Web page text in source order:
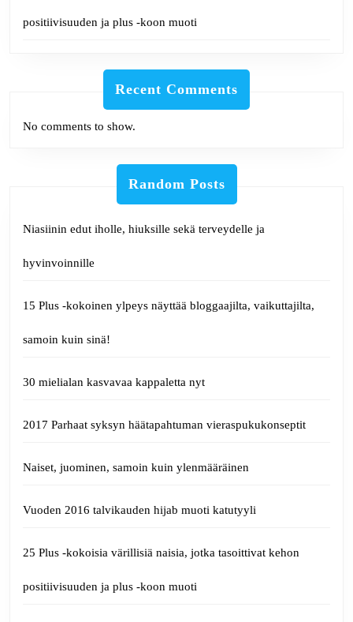
positiivisuuden ja plus -koon muoti
Recent Comments
No comments to show.
Random Posts
Niasiinin edut iholle, hiuksille sekä terveydelle ja
hyvinvoinnille
15 Plus -kokoinen ylpeys näyttää bloggaajilta, vaikuttajilta,
samoin kuin sinä!
30 mielialan kasvavaa kappaletta nyt
2017 Parhaat syksyn häätapahtuman vieraspukukonseptit
Naiset, juominen, samoin kuin ylenmääräinen
Vuoden 2016 talvikauden hijab muoti katutyyli
25 Plus -kokoisia värillisiä naisia, jotka tasoittivat kehon
positiivisuuden ja plus -koon muoti